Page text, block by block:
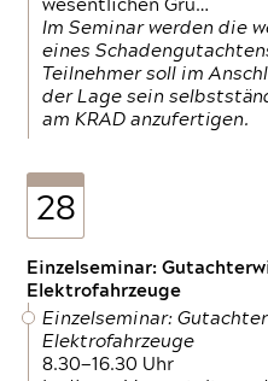
wesentlichen Gru…
Im Seminar werden die
eines
Teilnehmer soll im
der Lage sein
am KRAD anzufertigen.
28
Einzelseminar:
Elektrofahrzeuge
Einzelseminar:
Elektrofahrzeuge
8.30—16.30 Uhr